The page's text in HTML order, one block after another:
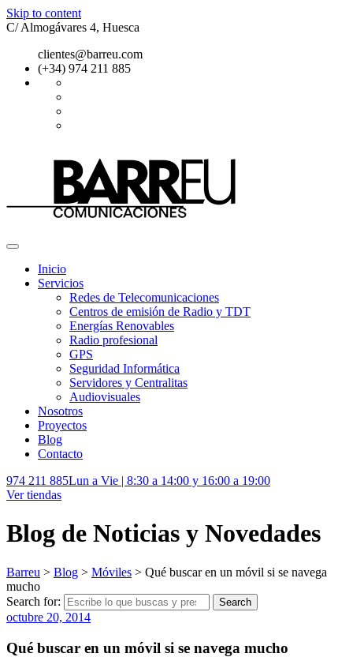
Skip to content
C/ Almogávares 4, Huesca
clientes@barreu.com
(+34) 974 211 885
Inicio
Servicios
Redes de Telecomunicaciones
Centros de emisión de Radio y TDT
Energías Renovables
Radio profesional
GPS
Seguridad Informática
Servidores y Centralitas
Audiovisuales
Nosotros
Proyectos
Blog
Contacto
974 211 885Lun a Vie | 8:30 a 14:00 y 16:00 a 19:00
Ver tiendas
Blog de Noticias y Novedades
Barreu > Blog > Móviles > Qué buscar en un móvil si se navega
mucho
Search for:
Search
octubre 20, 2014
Qué buscar en un móvil si se navega mucho